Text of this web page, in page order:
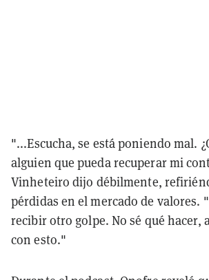
"...Escucha, se está poniendo mal.
alguien que pueda recuperar mi
Vinheteiro dijo débilmente,
pérdidas en el mercado de valores.
recibir otro golpe. No sé qué hacer,
con esto."